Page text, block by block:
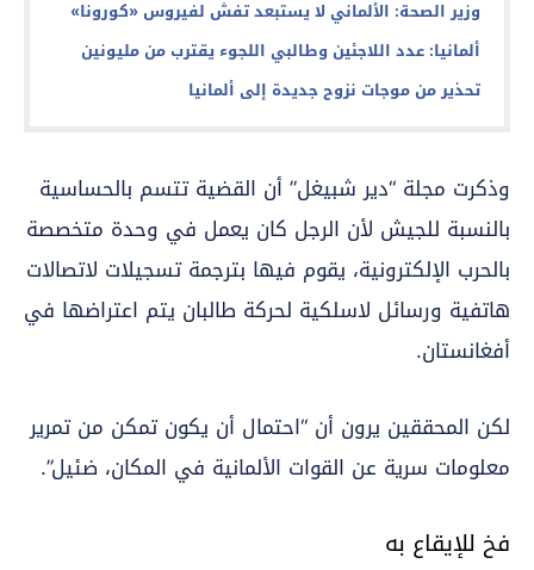
وزير الصحة: الألماني لا يستبعد تفش لفيروس «كورونا»
ألمانيا‬⁩: عدد ⁧‫اللاجئين‬⁩ وطالبي اللجوء يقترب من مليونين
تحذير من موجات نزوح جديدة إلى ألمانيا
وذكرت مجلة “دير شبيغل” أن القضية تتسم بالحساسية
بالنسبة للجيش لأن الرجل كان يعمل في وحدة متخصصة
بالحرب الإلكترونية، يقوم فيها بترجمة تسجيلات لاتصالات
هاتفية ورسائل لاسلكية لحركة طالبان يتم اعتراضها في
أفغانستان.
لكن المحققين يرون أن “احتمال أن يكون تمكن من تمرير
معلومات سرية عن القوات الألمانية في المكان، ضئيل”.
فخ للإيقاع به